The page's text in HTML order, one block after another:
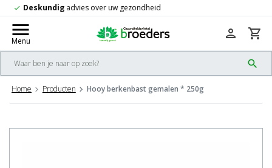
check Gratisverzending vanaf 50,-
menu
Menu
search
person shopping_cart
Home Producten Hooy berkenbast gemalen * 250g